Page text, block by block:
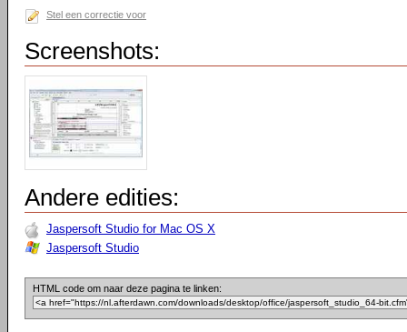
Stel een correctie voor
Screenshots:
Andere edities:
Jaspersoft Studio for Mac OS X
Jaspersoft Studio
HTML code om naar deze pagina te linken: